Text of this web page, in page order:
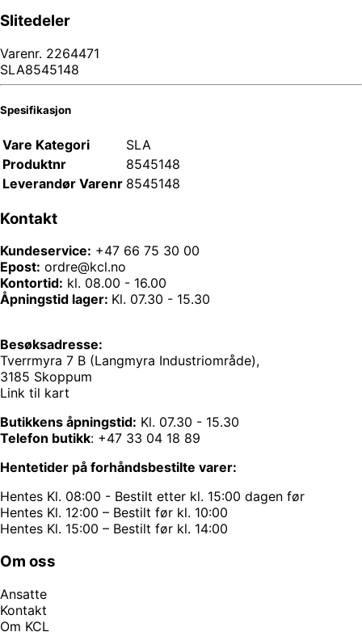
Slitedeler
Varenr. 2264471
SLA8545148
Spesifikasjon
Vare Kategori
SLA
Produktnr
8545148
Leverandør Varenr 8545148
Kontakt
Kundeservice: +47 66 75 30 00
Epost: ordre@kcl.no
Kontortid: kl. 08.00 - 16.00
Åpningstid lager: Kl. 07.30 - 15.30
Besøksadresse:
Tverrmyra 7 B (Langmyra Industriområde),
3185 Skoppum
Link til kart
Butikkens åpningstid: Kl. 07.30 - 15.30
Telefon butikk: +47 33 04 18 89
Hentetider på forhåndsbestilte varer:
Hentes Kl. 08:00 - Bestilt etter kl. 15:00 dagen før
Hentes Kl. 12:00 – Bestilt før kl. 10:00
Hentes Kl. 15:00 – Bestilt før kl. 14:00
Om oss
Ansatte
Kontakt
Om KCL